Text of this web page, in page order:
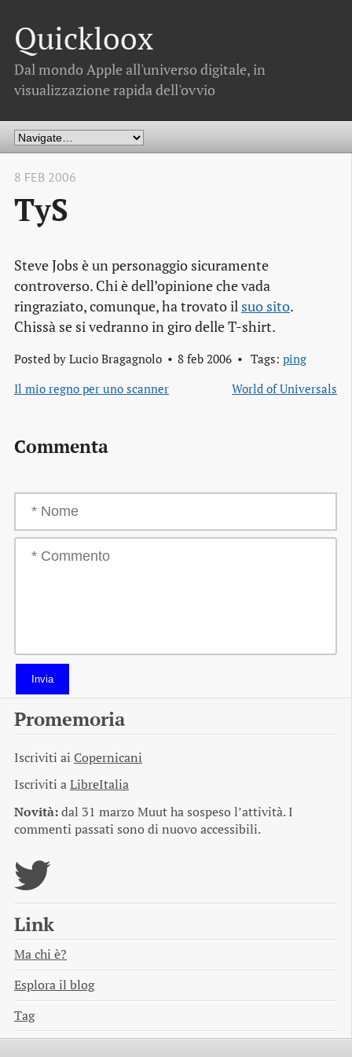
Quickloox
Dal mondo Apple all'universo digitale, in
visualizzazione rapida dell'ovvio
8 FEB 2006
TyS
Steve Jobs è un personaggio sicuramente
controverso. Chi è dell’opinione che vada
ringraziato, comunque, ha trovato il suo sito.
Chissà se si vedranno in giro delle T-shirt.
Posted by Lucio Bragagnolo 8 feb 2006 Tags: ping
Il mio regno per uno scanner
World of Universals
Commenta
Invia
Promemoria
Iscriviti ai Copernicani
Iscriviti aLibreItalia
Novità:dal 31 marzo Muut ha sospeso l’attività. I
commenti passati sono di nuovo accessibili.
Link
Ma chi è?
Esplora il blog
Tag